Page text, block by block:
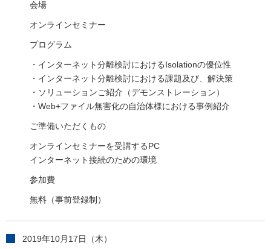
会場
オンラインセミナー
プログラム
・インターネット分離検討におけるIsolationの優位性
・インターネット分離検討における課題及び、解決策
・ソリューションご紹介（デモンストレーション）
・Web+ファイル無害化の自治体様における事例紹介
ご準備いただくもの
オンラインセミナーを受講するPC
インターネット接続のための環境
参加費
無料（事前登録制）
2019年10月17日（木）